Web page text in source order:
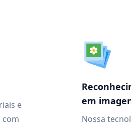
e
com
em
Nossa